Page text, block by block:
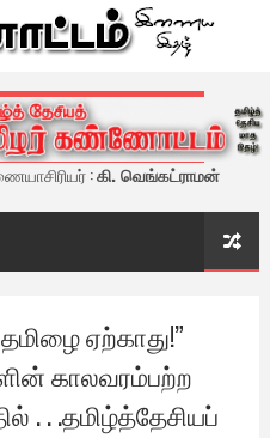
இதழ்
:கி. வெங்கட்ராமன்
ஏற்காது!”
காலவரம்பற்ற
. . .தமிழ்த்தேசியப்